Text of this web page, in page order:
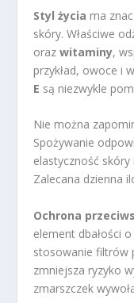
Styl życia ma
skóry. Właściwe
orazwitaminy,
przykład, owoce i
E są niezwykle
Nie można
Spożywanie
elastyczność
Zalecana dzienna
Ochrona
element dbałości
stosowanie filtrów
zmniejsza ryzyko
zmarszczek